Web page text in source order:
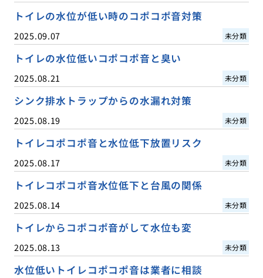
トイレの水位が低い時のコポコポ音対策
2025.09.07 未分類
トイレの水位低いコポコポ音と臭い
2025.08.21 未分類
シンク排水トラップからの水漏れ対策
2025.08.19 未分類
トイレコポコポ音と水位低下放置リスク
2025.08.17 未分類
トイレコポコポ音水位低下と台風の関係
2025.08.14 未分類
トイレからコポコポ音がして水位も変
2025.08.13 未分類
水位低いトイレコポコポ音は業者に相談